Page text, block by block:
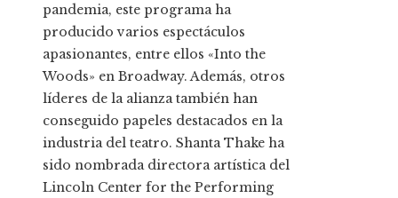
pandemia, este programa ha
producido varios espectáculos
apasionantes, entre ellos «Into the
Woods» en Broadway. Además, otros
líderes de la alianza también han
conseguido papeles destacados en la
industria del teatro. Shanta Thake ha
sido nombrada directora artística del
Lincoln Center for the Performing